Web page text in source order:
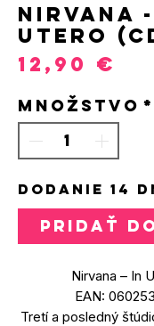
Nirvana
Utero
12,90 €
Množstvo *
DODANIE 14
PRIDAŤ
Nirvana – In
EAN:
Tretí a posledný